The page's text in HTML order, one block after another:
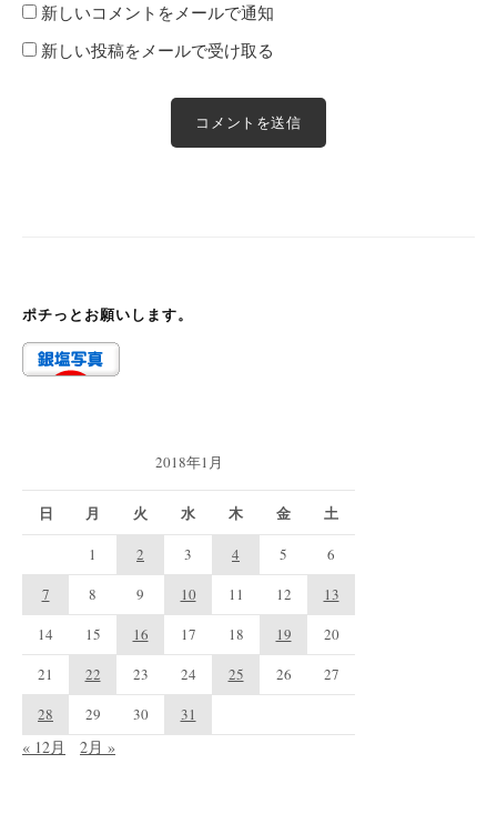
新しいコメントをメールで通知
新しい投稿をメールで受け取る
ポチっとお願いします。
2018年1月
日 月 火 水 木 金 土
1 2 3 4 5
6
7
8 9 10 11 12
13
14
15 16 17 18 19
20
21
22 23 24 25 26
27
28
29 30 31
« 12月 2月 »